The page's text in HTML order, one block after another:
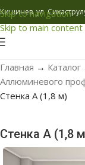
Skip to navigation
Skip to main content
Кишинев, ул.
Главная → Каталог
Аллюминевого
Стенка A (1,8 м)
Стенка A (1,8